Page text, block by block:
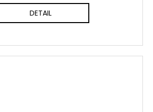
DETAIL